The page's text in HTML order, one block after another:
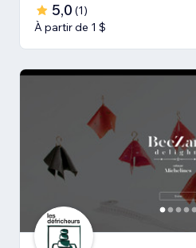
5,0 (1)
À partir de 1 $